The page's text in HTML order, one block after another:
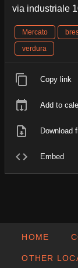
via industriale
Mercato
verdura
Copy link
Add to
Download
Embed
HOME
OTHER